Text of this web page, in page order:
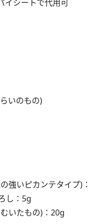
シートで代用可
いのもの)
強いピカンテタイプ)
し：5g
いたもの)：20g